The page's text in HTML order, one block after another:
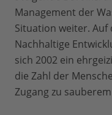
Management der
Situation weiter. Auf
Nachhaltige
sich 2002 ein
die Zahl der
Zugang zu